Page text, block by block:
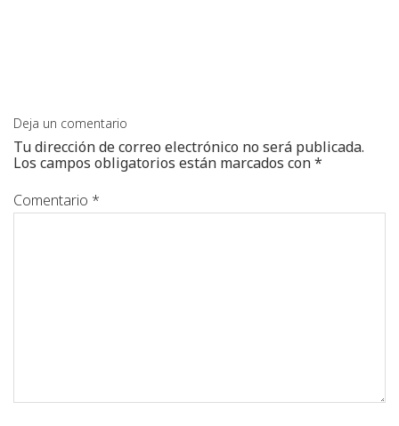
Deja un comentario
Tu dirección de correo electrónico no será publicada.
Los campos obligatorios están marcados con*
Comentario *